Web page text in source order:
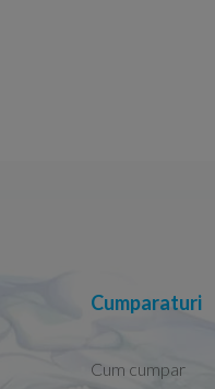
Cumparaturi
Cum cumpar